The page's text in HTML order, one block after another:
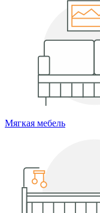
Мягкая мебель